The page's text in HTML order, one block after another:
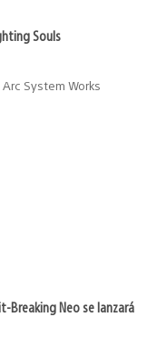
Souls
System Works
Breaking Neo se lanzará